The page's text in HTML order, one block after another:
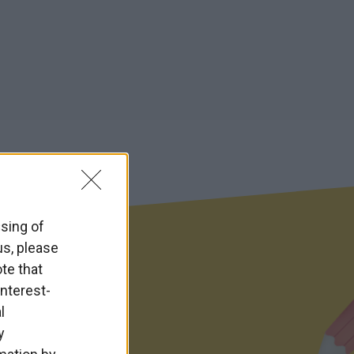
of
please
that